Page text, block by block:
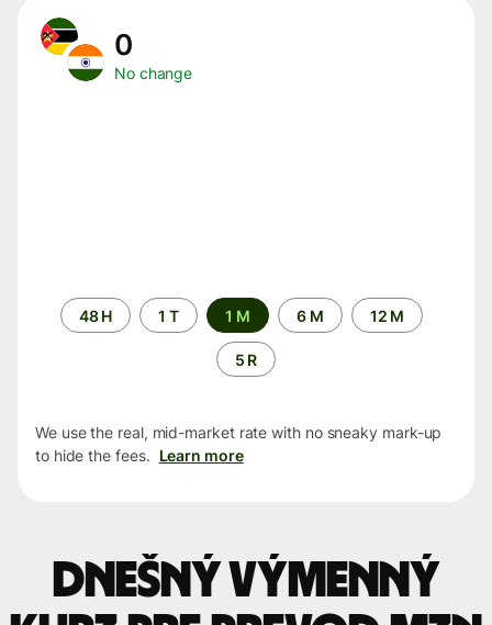
0
No change
Time
period
48 H 1 T 1 M 6 M 12 M
5 R
We use the real, mid-market rate with no sneaky mark-up
to hide the fees. Learn more
Dnešný výmenný